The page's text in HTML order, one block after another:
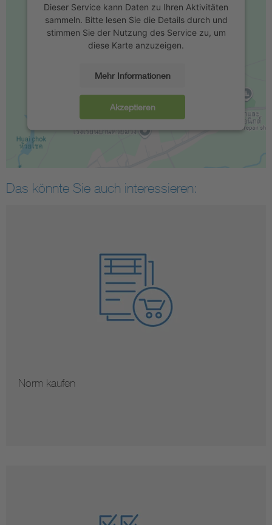
Dieser Service kann Daten zu Ihren Aktivitäten
sammeln. Bitte lesen Sie die Details durch und
stimmen Sie der Nutzung des Service zu, um
diese Karte anzuzeigen.
Mehr Informationen
Akzeptieren
Das könnte Sie auch interessieren:
Norm kaufen